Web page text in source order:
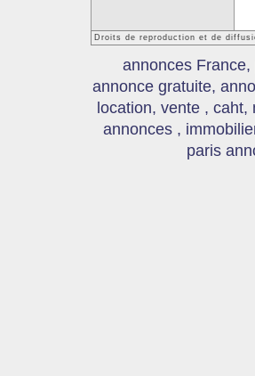
Droits de reproduction et de
annonces
annonce gratuite,
location, vente ,
annonces ,
paris